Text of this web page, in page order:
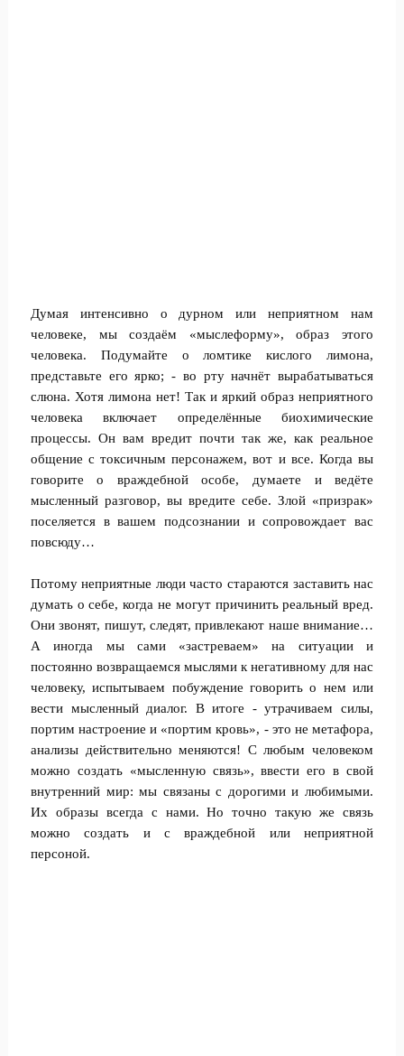
Думая интенсивно о дурном или неприятном нам
человеке, мы создаём «мыслеформу», образ этого
человека. Подумайте о ломтике кислого лимона,
представьте его ярко; - во рту начнёт вырабатываться
слюна. Хотя лимона нет! Так и яркий образ неприятного
человека включает определённые биохимические
процессы. Он вам вредит почти так же, как реальное
общение с токсичным персонажем, вот и все. Когда вы
говорите о враждебной особе, думаете и ведёте
мысленный разговор, вы вредите себе. Злой «призрак»
поселяется в вашем подсознании и сопровождает вас
повсюду…
Потому неприятные люди часто стараются заставить нас
думать о себе, когда не могут причинить реальный вред.
Они звонят, пишут, следят, привлекают наше внимание…
А иногда мы сами «застреваем» на ситуации и
постоянно возвращаемся мыслями к негативному для нас
человеку, испытываем побуждение говорить о нем или
вести мысленный диалог. В итоге - утрачиваем силы,
портим настроение и «портим кровь», - это не метафора,
анализы действительно меняются! С любым человеком
можно создать «мысленную связь», ввести его в свой
внутренний мир: мы связаны с дорогими и любимыми.
Их образы всегда с нами. Но точно такую же связь
можно создать и с враждебной или неприятной
персоной.